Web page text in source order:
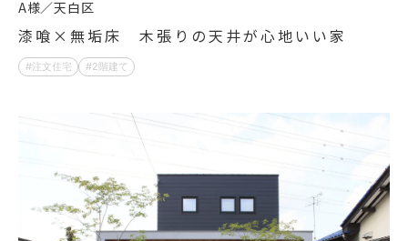
A様 天白区
漆喰×無垢床 木張りの天井が心地いい家
注文住宅 2階建て